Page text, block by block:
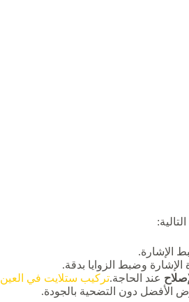
الإشارة.
وضبط الزوايا بدقة.
عند الحاجة.تركيب ستلايت في العين
الأفضل دون التضحية بالجودة.